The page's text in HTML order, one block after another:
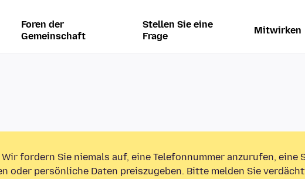
Foren der
Gemeinschaft
Stellen Sie eine
Frage
Mitwirken
Wir fordern Sie niemals auf, eine Telefonnummer anzurufen, eine
oder persönliche Daten preiszugeben. Bitte melden Sie